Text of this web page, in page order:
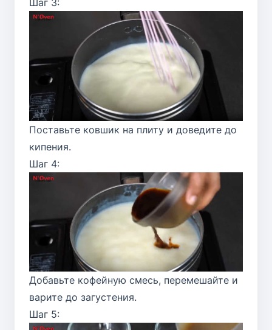
Шаг 3:
Поставьте ковшик на плиту и доведите до
кипения.
Шаг 4:
Добавьте кофейную смесь, перемешайте и
варите до загустения.
Шаг 5: